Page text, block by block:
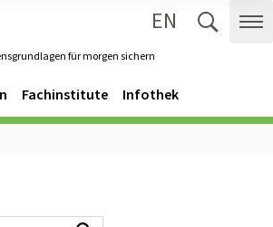
für morgen sichern
EN
Fachinstitute Infothek